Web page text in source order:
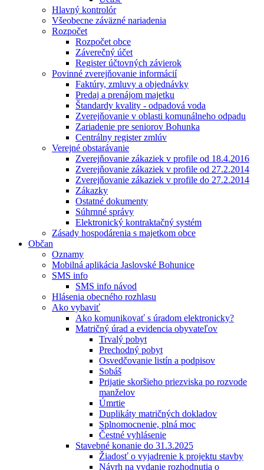
Hlavný kontrolór
Všeobecne záväzné nariadenia
Rozpočet
Rozpočet obce
Záverečný účet
Register účtovných závierok
Povinné zverejňovanie informácií
Faktúry, zmluvy a objednávky
Predaj a prenájom majetku
Štandardy kvality - odpadová voda
Zverejňovanie v oblasti komunálneho odpadu
Zariadenie pre seniorov Bohunka
Centrálny register zmlúv
Verejné obstarávanie
Zverejňovanie zákaziek v profile od 18.4.2016
Zverejňovanie zákaziek v profile od 27.2.2014
Zverejňovanie zákaziek v profile do 27.2.2014
Zákazky
Ostatné dokumenty
Súhrnné správy
Elektronický kontraktačný systém
Zásady hospodárenia s majetkom obce
Občan
Oznamy
Mobilná aplikácia Jaslovské Bohunice
SMS info
SMS info návod
Hlásenia obecného rozhlasu
Ako vybaviť
Ako komunikovať s úradom elektronicky?
Matričný úrad a evidencia obyvateľov
Trvalý pobyt
Prechodný pobyt
Osvedčovanie listín a podpisov
Sobáš
Prijatie skoršieho priezviska po rozvode
manželov
Úmrtie
Duplikáty matričných dokladov
Splnomocnenie, plná moc
Čestné vyhlásenie
Stavebné konanie do 31.3.2025
Žiadosť o vyjadrenie k projektu stavby
Návrh na vydanie rozhodnutia o